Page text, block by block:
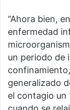
“Ahora bien,
enfermedad
un periodo de
generalizado
el contagio un